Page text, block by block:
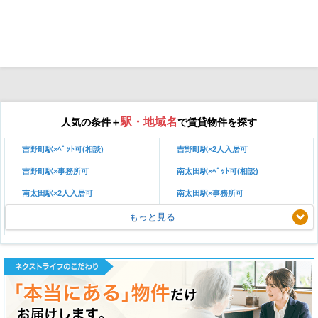
人気の条件＋駅・地域名で賃貸物件を探す
吉野町駅×ﾍﾟｯﾄ可(相談) 吉野町駅×2人入居可
吉野町駅×事務所可 南太田駅×ﾍﾟｯﾄ可(相談)
南太田駅×2人入居可 南太田駅×事務所可
もっと見る